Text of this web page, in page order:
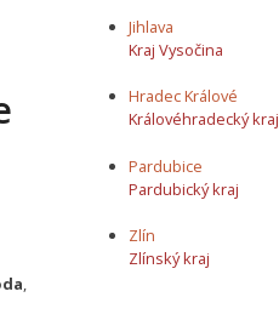
,
Jihlava
Kraj Vysočina
Hradec Králové
Královéhradecký kraj
Pardubice
Pardubický kraj
Zlín
Zlínský kraj